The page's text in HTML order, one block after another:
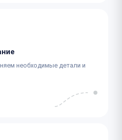
необходимые детали и